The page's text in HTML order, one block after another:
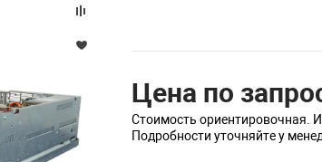
Цена по
Стоимость ориентировочная.
Подробности уточняйте у